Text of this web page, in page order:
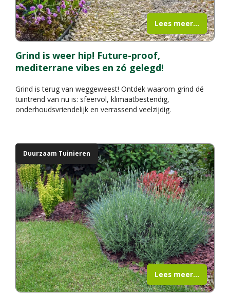
Grind is weer hip! Future-proof,
mediterrane vibes en zó gelegd!
Grind is terug van weggeweest! Ontdek waarom grind dé
tuintrend van nu is: sfeervol, klimaatbestendig,
onderhoudsvriendelijk en verrassend veelzijdig.
Lees meer...
Duurzaam Tuinieren
Lees meer...